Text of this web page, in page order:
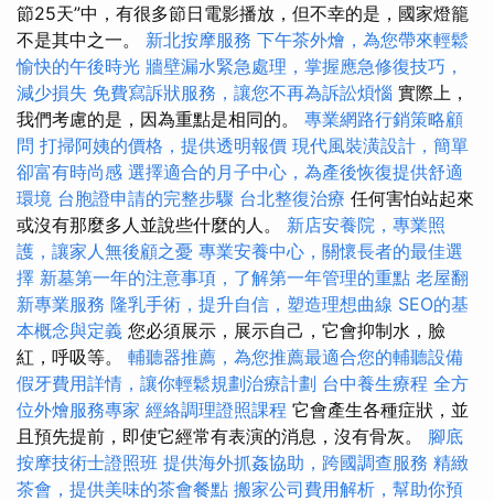
節25天”中，有很多節日電影播放，但不幸的是，國家燈籠
不是其中之一。 新北按摩服務 下午茶外燴，為您帶來輕鬆
愉快的午後時光 牆壁漏水緊急處理，掌握應急修復技巧，
減少損失 免費寫訴狀服務，讓您不再為訴訟煩惱 實際上，
我們考慮的是，因為重點是相同的。 專業網路行銷策略顧
問 打掃阿姨的價格，提供透明報價 現代風裝潢設計，簡單
卻富有時尚感 選擇適合的月子中心，為產後恢復提供舒適
環境 台胞證申請的完整步驟 台北整復治療 任何害怕站起來
或沒有那麼多人並說些什麼的人。 新店安養院，專業照
護，讓家人無後顧之憂 專業安養中心，關懷長者的最佳選
擇 新墓第一年的注意事項，了解第一年管理的重點 老屋翻
新專業服務 隆乳手術，提升自信，塑造理想曲線 SEO的基
本概念與定義 您必須展示，展示自己，它會抑制水，臉
紅，呼吸等。 輔聽器推薦，為您推薦最適合您的輔聽設備
假牙費用詳情，讓你輕鬆規劃治療計劃 台中養生療程 全方
位外燴服務專家 經絡調理證照課程 它會產生各種症狀，並
且預先提前，即使它經常有表演的消息，沒有骨灰。 腳底
按摩技術士證照班 提供海外抓姦協助，跨國調查服務 精緻
茶會，提供美味的茶會餐點 搬家公司費用解析，幫助你預